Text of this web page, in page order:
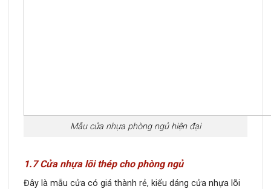
Mẫu cửa nhựa phòng ngủ hiện đại
1.7 Cửa nhựa lõi thép cho phòng ngủ
Đây là mẫu cửa có giá thành rẻ, kiểu dáng cửa nhựa lõi